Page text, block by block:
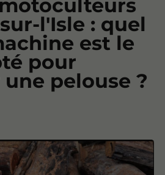
l'Isle : quel
est le
pour
pelouse ?